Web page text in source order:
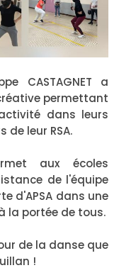
CASTAGNET a
permettant
dans leurs
de leur RSA.
aux écoles
de l'équipe
d'APSA dans une
la portée de tous.
de la danse que
!